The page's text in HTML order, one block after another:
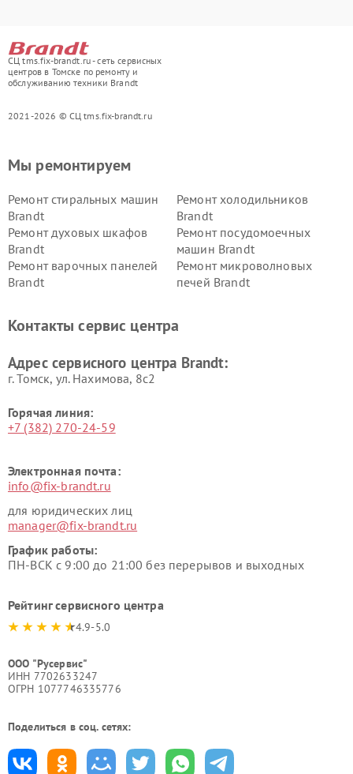
СЦ tms.fix-brandt.ru - сеть сервисных
центров в Томске по ремонту и
обслуживанию техники Brandt
2021-2026 © СЦ tms.fix-brandt.ru
Мы ремонтируем
Ремонт стиральных машин
Brandt
Ремонт холодильников
Brandt
Ремонт духовых шкафов
Brandt
Ремонт посудомоечных
машин Brandt
Ремонт варочных панелей
Brandt
Ремонт микроволновых
печей Brandt
Контакты сервис центра
Адрес сервисного центра Brandt:
г. Томск, ул. Нахимова, 8с2
Горячая линия:
+7 (382) 270-24-59
Электронная почта:
info@fix-brandt.ru
для юридических лиц
manager@fix-brandt.ru
График работы:
ПН-ВСК с 9:00 до 21:00 без перерывов и выходных
Рейтинг сервисного центра
4.9-5.0
ООО "Русервис"
ИНН 7702633247
ОГРН 1077746335776
Поделиться в соц. сетях: